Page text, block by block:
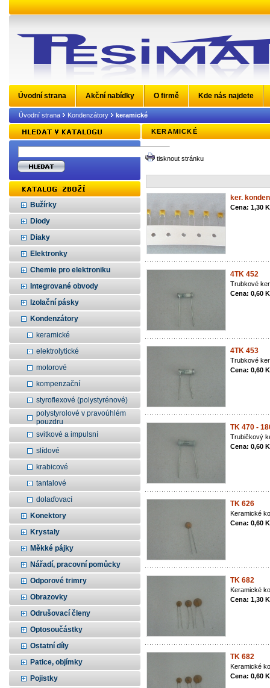
Úvodní strana Akční nabídky O firmě Kde nás najdete
Úvodní strana Kondenzátory keramické
Bužírky
Diody
Diaky
Elektronky
Chemie pro elektroniku
Integrované obvody
Izolační pásky
Kondenzátory
keramické
elektrolytické
motorové
kompenzační
styroflexové (polystyrénové)
polystyrolové v pravoúhlém
pouzdru
svitkové a impulsní
slídové
krabicové
tantalové
dolaďovací
Konektory
Krystaly
Měkké pájky
Nářadí, pracovní pomůcky
Odporové trimry
Obrazovky
Odrušovací členy
Optosoučástky
Ostatní díly
Patice, objímky
Pojistky
KERAMICKÉ
tisknout stránku
ker.
Cena: 1,30
4TK 452
Trubkové
Cena: 0,60
4TK 453
Trubkové
Cena: 0,60
TK 470 -
Trubičkový
Cena: 0,60
TK 626
Keramické
Cena: 0,60
TK 682
Keramické
Cena: 1,30
TK 682
Keramické
Cena: 0,60